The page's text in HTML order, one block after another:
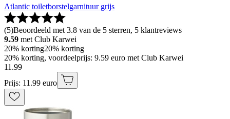
Atlantic toiletborstelgarnituur grijs
(5)Beoordeeld met 3.8 van de 5 sterren, 5 klantreviews
9.59 met Club Karwei
20% korting20% korting
20% korting, voordeelprijs: 9.59 euro met Club Karwei
11 .99
Prijs: 11.99 euro